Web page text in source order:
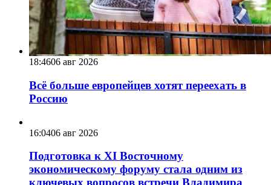
18:4606 авг 2026
Всё больше европейцев хотят переехать в
Россию
16:0406 авг 2026
Подготовка к XI Восточному
экономическому форуму стала одним из
ключевых вопросов встречи Владимира